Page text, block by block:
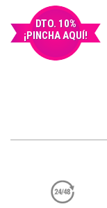
DTO. 10%
¡PINCHA AQUÍ!